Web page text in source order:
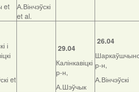
et
А.Вінчэўскі
et al.
і
et
29.04
Калінкавіцкі
р-н,
А.Шэўчык
26.04
р-н,
А.Вінчэўскі